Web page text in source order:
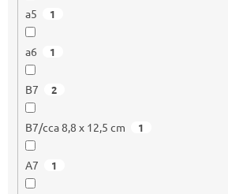
a5 1
a6 1
B7 2
B7/cca 8,8 x 12,5 cm 1
A7 1